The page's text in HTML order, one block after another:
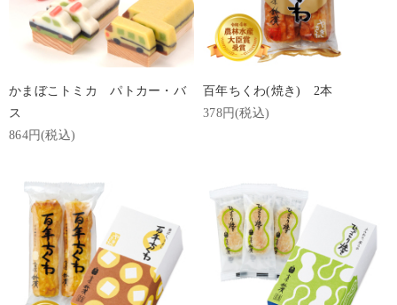
かまぼこトミカ パトカー・バ
ス
864円(税込)
百年ちくわ(焼き) 2本
378円(税込)